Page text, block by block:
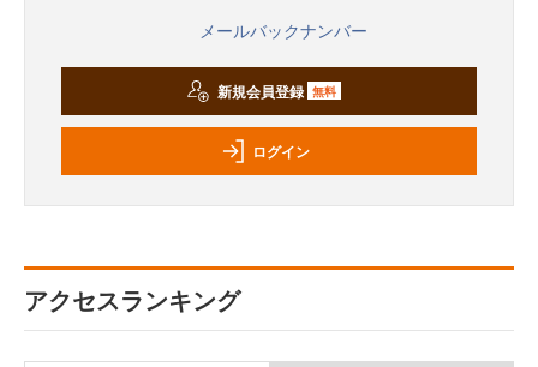
メールバックナンバー
新規会員登録 無料
ログイン
アクセスランキング